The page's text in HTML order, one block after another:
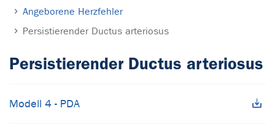
Angeborene Herzfehler
Persistierender Ductus arteriosus
Persistierender Ductus arteriosus
Modell 4 - PDA